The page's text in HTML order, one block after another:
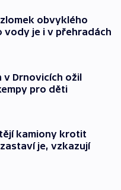
obvyklého
vody je i v přehradách
v Drnovicích ožil
pro děti
kamiony krotit
je, vzkazují